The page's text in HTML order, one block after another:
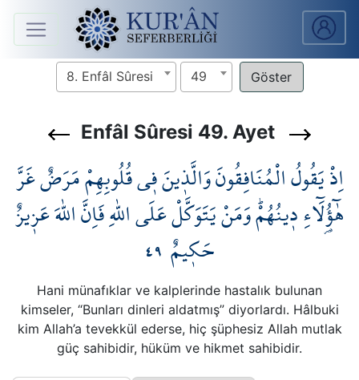
Anasayfa
Ders
V.
Ders
Kur'ân
Seferberliği
8. Enfâl Sûresi 49
Enfâl Sûresi 49. Ayet
اِذْ يَقُولُ الْمُنَافِقُونَ وَالَّذ۪ينَ ف۪ي قُلُوبِهِمْ مَرَضٌ غَرَّ
هٰٓؤُ۬لَٓاءِ د۪ينُهُمْۜ وَمَنْ يَتَوَكَّلْ عَلَى اللّٰهِ فَاِنَّ اللّٰهَ عَز۪يزٌ
حَك۪يمٌ ٤٩
Hani münafıklar ve kalplerinde hastalık bulunan
kimseler, “Bunları dinleri aldatmış” diyorlardı. Hâlbuki
kim Allah’a tevekkül ederse, hiç şüphesiz Allah mutlak
güç sahibidir, hüküm ve hikmet sahibidir.